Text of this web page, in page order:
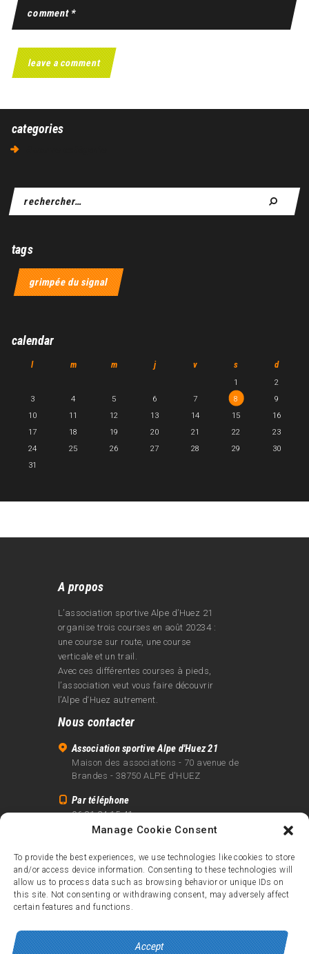
Manage Cookie Consent
To provide the best experiences, we use technologies like cookies to store
and/or access device information. Consenting to these technologies will
allow us to process data such as browsing behavior or unique IDs on
this site. Not consenting or withdrawing consent, may adversely affect
certain features and functions.
Accept
categories
tags
grimpée du signal
calendar
l m m j v s d
1
2
3
4 5 6 7 8
9
10
11 12 13 14 15
16
17
18 19 20 21 22
23
24
25 26 27 28 29
30
31
A propos
L’association sportive Alpe d’Huez 21
organise trois courses en août 20234 :
une course sur route, une course
verticale et un trail.
Avec ces différentes courses à pieds,
l’association veut vous faire découvrir
l’Alpe d‘Huez autrement.
Nous contacter
Association sportive Alpe d'Huez 21
Maison des associations - 70 avenue de
Brandes - 38750 ALPE d'HUEZ
Par téléphone
06 81 24 15 41
info@alpe21.fr
Mentions légales
Contact
crédits